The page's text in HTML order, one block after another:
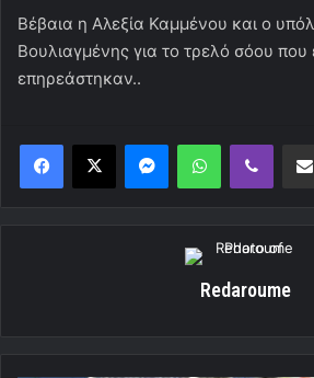
Βέβαια η Αλεξία Καμμένου και ο
Βουλιαγμένης για το τρελό σόου
επηρεάστηκαν..
MessengerWhatsAppViber
Redaroume